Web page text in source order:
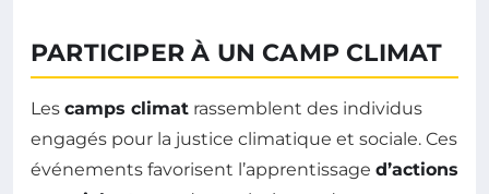
PARTICIPER À UN CAMP CLIMAT
Les camps climat rassemblent des individus
engagés pour la justice climatique et sociale. Ces
événements favorisent l’apprentissage d’actions